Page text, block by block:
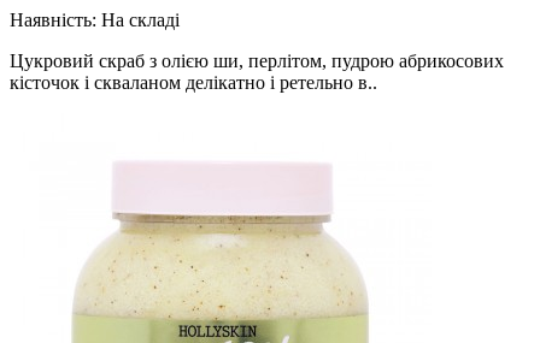
Наявність: На складі
Цукровий скраб з олією ши, перлітом, пудрою абрикосових
кісточок і скваланом делікатно і ретельно в..